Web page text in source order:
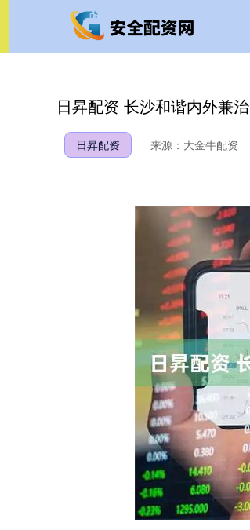
日昇配资 长沙和谐内外兼
日昇配资 来源：大金牛配资
上证指数